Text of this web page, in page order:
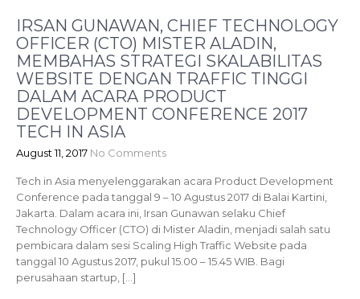
IRSAN GUNAWAN, CHIEF TECHNOLOGY
OFFICER (CTO) MISTER ALADIN,
MEMBAHAS STRATEGI SKALABILITAS
WEBSITE DENGAN TRAFFIC TINGGI
DALAM ACARA PRODUCT
DEVELOPMENT CONFERENCE 2017
TECH IN ASIA
August 11, 2017 No Comments
Tech in Asia menyelenggarakan acara Product Development
Conference pada tanggal 9 – 10 Agustus 2017 di Balai Kartini,
Jakarta. Dalam acara ini, Irsan Gunawan selaku Chief
Technology Officer (CTO) di Mister Aladin, menjadi salah satu
pembicara dalam sesi Scaling High Traffic Website pada
tanggal 10 Agustus 2017, pukul 15.00 – 15.45 WIB. Bagi
perusahaan startup, […]